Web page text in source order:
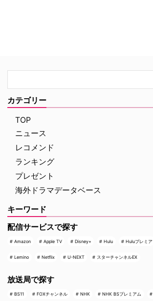
カテゴリー
TOP
ニュース
レコメンド
ランキング
プレゼント
海外ドラマデータベース
キーワード
配信サービスで探す
Amazon Apple TV Disney+ Hulu Huluプレミア
Lemino Netflix U-NEXT スターチャンネルEX
放送局で探す
BS11 FOXチャンネル NHK NHK BSプレミアム